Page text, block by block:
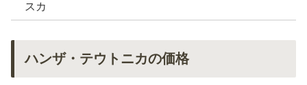
スカ
ハンザ・テウトニカの価格